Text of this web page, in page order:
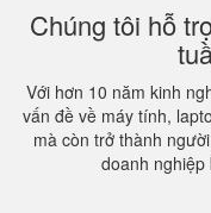
Chúng tôi hỗ
Với hơn 10 năm kinh
vấn đề về máy tính,
mà còn trở thành
doanh